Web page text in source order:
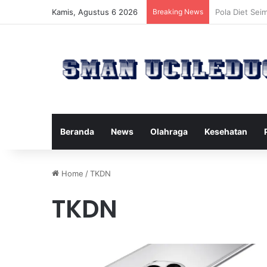
Kamis, Agustus 6 2026 Breaking News Manfaat
Beranda News Olahraga Kesehatan
Home /TKDN
TKDN